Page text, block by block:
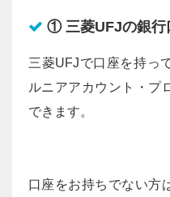
① 三菱UFJの銀行
三菱UFJで口座を持っ
ルニアアカウント・プ
できます。
口座をお持ちでない方